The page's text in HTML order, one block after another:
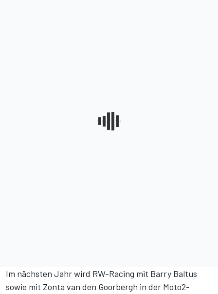
Im nächsten Jahr wird RW-Racing mit Barry Baltus
sowie mit Zonta van den Goorbergh in der Moto2-